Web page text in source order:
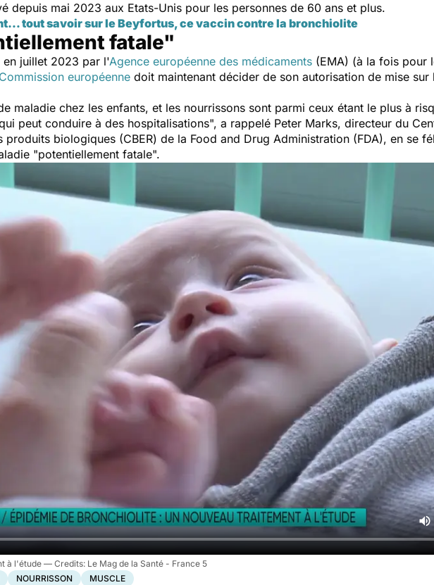
depuis mai 2023 aux Etats-Unis pour les personnes de 60 ans et plus.
tout savoir sur le Beyfortus, ce vaccin contre la bronchiolite
fatale"
en juillet 2023 par l'Agence européenne des médicaments (EMA) (à la fois pour
Commission européenne doit maintenant décider de son autorisation de mise sur
maladie chez les enfants, et les nourrissons sont parmi ceux étant le plus à
peut conduire à des hospitalisations", a rappelé Peter Marks, directeur du
biologiques (CBER) de la Food and Drug Administration (FDA), en se
"potentiellement fatale".
à l'étude
Le Mag de la Santé - France 5
NOURRISSON MUSCLE